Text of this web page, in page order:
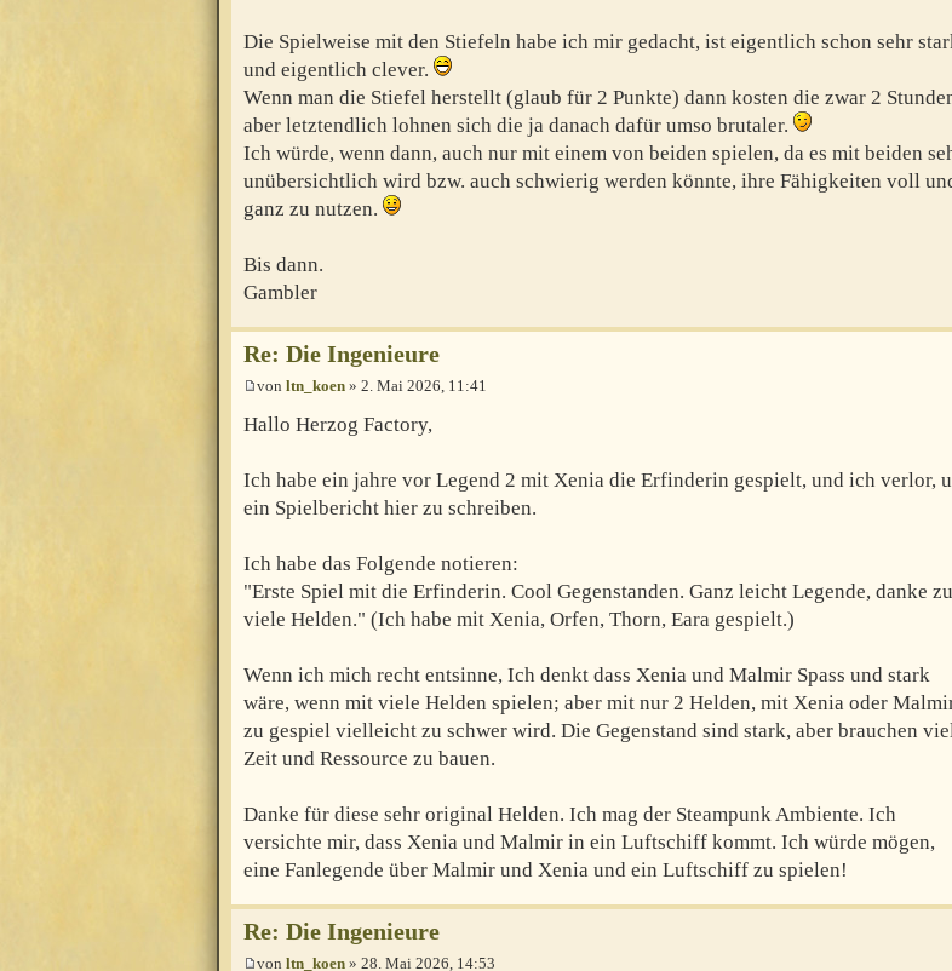
Die Spielweise mit den Stiefeln habe ich mir gedacht, ist eigentlich schon sehr
und eigentlich clever.
Wenn man die Stiefel herstellt (glaub für 2 Punkte) dann kosten die zwar 2
aber letztendlich lohnen sich die ja danach dafür umso brutaler.
Ich würde, wenn dann, auch nur mit einem von beiden spielen, da es mit beiden
unübersichtlich wird bzw. auch schwierig werden könnte, ihre Fähigkeiten voll
ganz zu nutzen.
Bis dann.
Gambler
Re: Die Ingenieure
von ltn_koen » 2. Mai 2026, 11:41
Hallo Herzog Factory,
Ich habe ein jahre vor Legend 2 mit Xenia die Erfinderin gespielt, und ich verlor,
ein Spielbericht hier zu schreiben.
Ich habe das Folgende notieren:
"Erste Spiel mit die Erfinderin. Cool Gegenstanden. Ganz leicht Legende, danke zu
viele Helden." (Ich habe mit Xenia, Orfen, Thorn, Eara gespielt.)
Wenn ich mich recht entsinne, Ich denkt dass Xenia und Malmir Spass und stark
wäre, wenn mit viele Helden spielen; aber mit nur 2 Helden, mit Xenia oder
zu gespiel vielleicht zu schwer wird. Die Gegenstand sind stark, aber brauchen
Zeit und Ressource zu bauen.
Danke für diese sehr original Helden. Ich mag der Steampunk Ambiente. Ich
versichte mir, dass Xenia und Malmir in ein Luftschiff kommt. Ich würde mögen,
eine Fanlegende über Malmir und Xenia und ein Luftschiff zu spielen!
Re: Die Ingenieure
von ltn_koen » 28. Mai 2026, 14:53